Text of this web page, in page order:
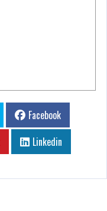
Facebook
Linkedin